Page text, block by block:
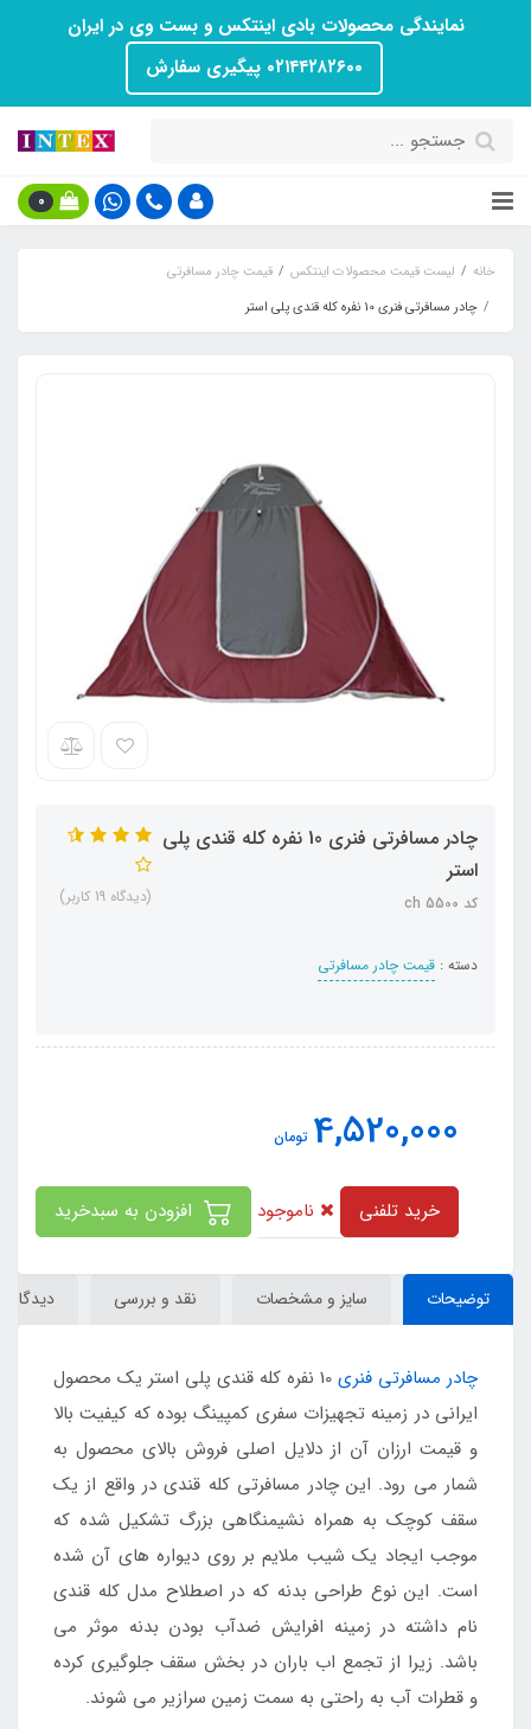
نمایندگی محصولات بادی اینتکس و بست وی در ایران
۰۲۱۴۴۲۸۲۶۰۰ پیگیری سفارش
0
خانه لیست قیمت محصولات اینتکس
قیمت چادر مسافرتی
چادر مسافرتی فنری 10 نفره کله قندی پلی استر
چادر مسافرتی فنری 10 نفره کله قندی پلی
استر
کد ch 5500
دسته : قیمت چادر مسافرتی
(دیدگاه 19 کاربر)
4,520,000 تومان
خرید تلفنی ناموجود
توضیحات سایز و مشخصات نقد و بررسی
چادر مسافرتی فنری
10 نفره کله قندی پلی استر یک محصول
ایرانی در زمینه تجهیزات سفری کمپینگ بوده که کیفیت بالا
و قیمت ارزان آن از دلایل اصلی فروش بالای محصول به
شمار می رود. این چادر مسافرتی کله قندی در واقع از یک
سقف کوچک به همراه نشیمنگاهی بزرگ تشکیل شده که
موجب ایجاد یک شیب ملایم بر روی دیواره های آن شده
است. این نوع طراحی بدنه که در اصطلاح مدل کله قندی
نام داشته در زمینه افرایش ضدآب بودن بدنه موثر می
باشد. زیرا از تجمع اب باران در بخش سقف جلوگیری کرده
و قطرات آب به راحتی به سمت زمین سرازیر می شوند.